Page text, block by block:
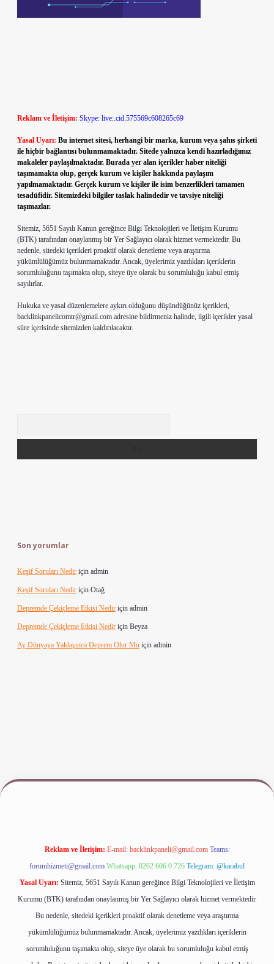
Reklam ve İletişim: Skype: live:.cid.575569c608265c69
Yasal Uyarı: Bu internet sitesi, herhangi bir marka, kurum veya şahıs şirketi
ile hiçbir bağlantısı bulunmamaktadır. Sitede yalnızca kendi hazırladığımız
makaleler paylaşılmaktadır. Burada yer alan içerikler haber niteliği
taşımamakta olup, gerçek kurum ve kişiler hakkında paylaşım
yapılmamaktadır. Gerçek kurum ve kişiler ile isim benzerlikleri tamamen
tesadüfidir. Sitemizdeki bilgiler taslak halindedir ve tavsiye niteliği
taşımazlar.
Sitemiz, 5651 Sayılı Kanun gereğince Bilgi Teknolojileri ve İletişim Kurumu
(BTK) tarafından onaylanmış bir Yer Sağlayıcı olarak hizmet vermektedir. Bu
nedenle, sitedeki içerikleri proaktif olarak denetleme veya araştırma
yükümlülüğümüz bulunmamaktadır. Ancak, üyelerimiz yazdıkları içeriklerin
sorumluluğunu taşımakta olup, siteye üye olarak bu sorumluluğu kabul etmiş
sayılırlar.
Hukuka ve yasal düzenlemelere aykırı olduğunu düşündüğünüz içerikleri,
backlinkpanelicomtr@gmail.com adresine bildirmeniz halinde, ilgili içerikler yasal
süre içerisinde sitemizden kaldırılacaktır.
Son yorumlar
Keşif Soruları Nedir için admin
Keşif Soruları Nedir için Otağ
Depremde Çekiçleme Etkisi Nedir için admin
Depremde Çekiçleme Etkisi Nedir için Beyza
Ay Dünyaya Yaklaşınca Deprem Olur Mu için admin
Reklam ve İletişim: E-mail: backlinkpaneli@gmail.com Teams:
forumhizmeti@gmail.com Whatsapp: 0262 606 0 726 Telegram: @karabul
Yasal Uyarı: Sitemiz, 5651 Sayılı Kanun gereğince Bilgi Teknolojileri ve İletişim
Kurumu (BTK) tarafından onaylanmış bir Yer Sağlayıcı olarak hizmet vermektedir.
Bu nedenle, sitedeki içerikleri proaktif olarak denetleme veya araştırma
yükümlülüğümüz bulunmamaktadır. Ancak, üyelerimiz yazdıkları içeriklerin
sorumluluğunu taşımakta olup, siteye üye olarak bu sorumluluğu kabul etmiş